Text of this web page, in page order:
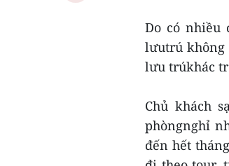
Do có nhiều
lưutrú không
lưu trúkhác
Chủ khách
phòngnghỉ
đến hết